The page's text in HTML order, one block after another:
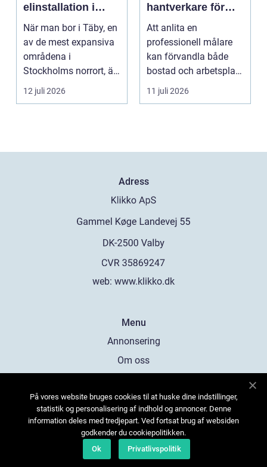
elinstallation i
norrort
När man bor i Täby, en
av de mest expansiva
områdena i
Stockholms norrort, är
b...
12 juli 2026
hantverkare för
hem och företag
Att anlita en
professionell målare
kan förvandla både
bostad och arbetsplats
på kort tid. Färger, yt...
11 juli 2026
Adress
web: www.klikko.dk
Menu
Annonsering
Om oss
Kontakta oss
Sitemap
På vores website bruges cookies til at huske dine indstillinger,
statistik og personalisering af indhold og annoncer. Denne
information deles med tredjepart. Ved fortsat brug af websiden
godkender du cookiepolitikken.
Ok
Privatlivspolitik